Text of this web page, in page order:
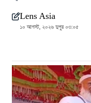
Lens Asia
১০ আগস্ট, ২০২৬ দুপুর ০৩:০৫